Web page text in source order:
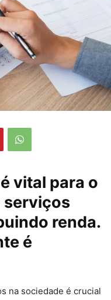
vital para o
serviços
renda.
é
na sociedade é crucial